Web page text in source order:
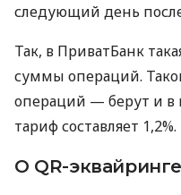
следующий день
Так, в ПриватБанк
суммы операций.
операций — берут и в
тариф составляет 1,2%.
О QR-эквайринге